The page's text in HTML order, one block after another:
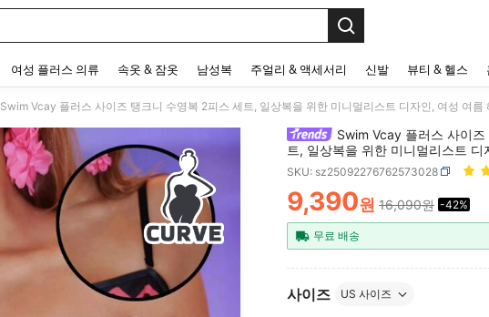
여성 플러스 의류 속옷 & 잠옷 남성복 주얼리 & 액세서리 신발 뷰티 & 헬스
Swim Vcay 플러스 사이즈 탱크니 수영복 2피스 세트, 일상복을 위한 미니멀리스트 디자인, 여성 여름
Swim Vcay 플러스 사이
트, 일상복을 위한 미니멀리스트 디
상
SKU: sz25092276762573028
PRICE AND
9,390원 16,090원 -42%
무료 배송
사이즈 US 사이즈